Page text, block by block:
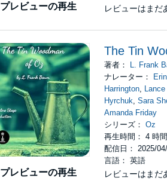
プレビューの再生 レビューはまだ
プレビューの再生
The Tin
著者：
L. Frank
ナレーター：
Harrington,
Hyrchuk,Sara
Amanda Friday
シリーズ：Oz
再生時間： 4 時
配信日： 2025/
言語： 英語
レビューはまだ